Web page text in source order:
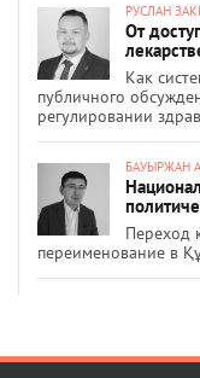
РУСЛАН
От
Как
публичного
регулировании
БАУЫРЖАН
Переход
переименование в